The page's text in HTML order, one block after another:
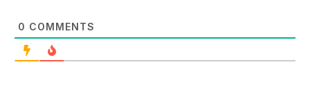
0 COMMENTS